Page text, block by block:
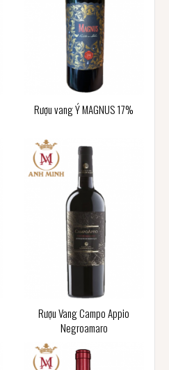
Rượu vang Ý MAGNUS 17%
Rượu Vang Campo Appio
Negroamaro